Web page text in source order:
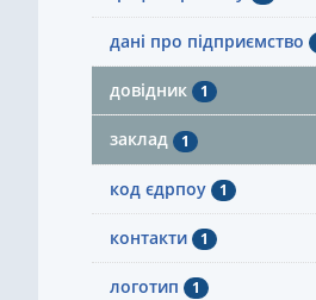
дані про підприємство
довідник 1
заклад 1
код єдрпоу 1
контакти 1
логотип 1